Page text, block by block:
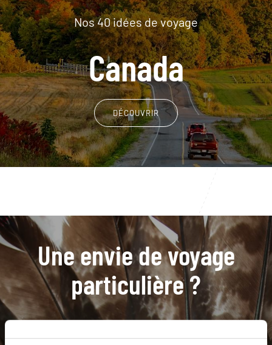
Nos 40 idées de voyage
Canada
DÉCOUVRIR
Une envie de voyage
particulière ?